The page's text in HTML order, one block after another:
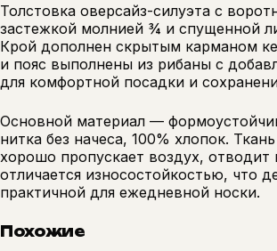
Толстовка оверсайз-силуэта с
застежкой молнией ¾ и спущенной
Крой дополнен скрытым карманом
и пояс выполнены из рибаны с
для комфортной посадки и
Основной материал —
нитка без начеса, 100% хлопок.
хорошо пропускает воздух, отводит
отличается износостойкостью, что
практичной для ежедневной носки.
Похожие